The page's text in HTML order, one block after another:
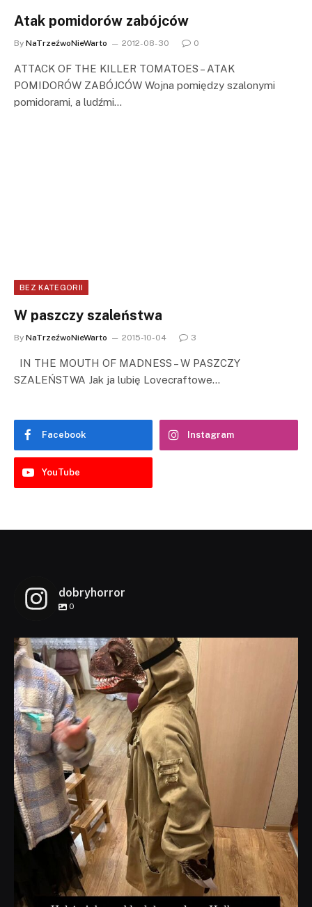
Atak pomidorów zabójców
By NaTrzeźwoNieWarto 2012-08-30 0
ATTACK OF THE KILLER TOMATOES – ATAK
POMIDORÓW ZABÓJCÓW Wojna pomiędzy szalonymi
pomidorami, a ludźmi…
BEZ KATEGORII
W paszczy szaleństwa
By NaTrzeźwoNieWarto 2015-10-04 3
IN THE MOUTH OF MADNESS – W PASZCZY
SZALEŃSTWA Jak ja lubię Lovecraftowe…
Facebook Instagram
YouTube
dobryhorror
0
dobryhorror
Lis 1